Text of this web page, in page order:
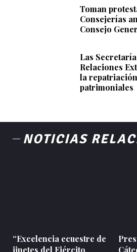
Toman
Consejerías
Consejo
Las
Relaciones
la
patrimoniales
NOTICIAS
“Excelencia ecuestre de